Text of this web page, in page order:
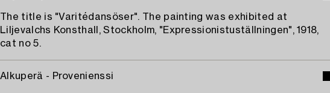
The title is "Varitédansöser". The painting was exhibited at
Liljevalchs Konsthall, Stockholm, "Expressionistuställningen", 1918,
cat no 5.
Alkuperä - Provenienssi